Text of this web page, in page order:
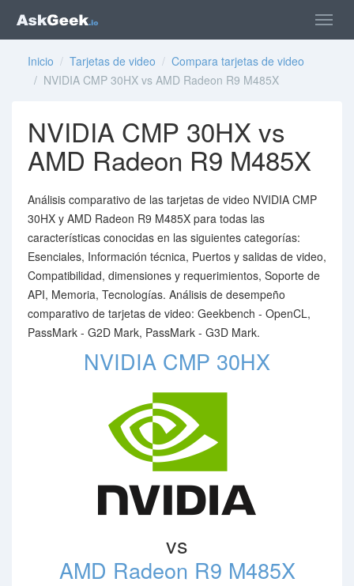
Inicio / Tarjetas de video / Compara tarjetas de video
/ NVIDIA CMP 30HX vs AMD Radeon R9 M485X
NVIDIA CMP 30HX vs
AMD Radeon R9 M485X
Análisis comparativo de las tarjetas de video NVIDIA CMP
30HX y AMD Radeon R9 M485X para todas las
características conocidas en las siguientes categorías:
Esenciales, Información técnica, Puertos y salidas de video,
Compatibilidad, dimensiones y requerimientos, Soporte de
API, Memoria, Tecnologías. Análisis de desempeño
comparativo de tarjetas de video: Geekbench - OpenCL,
PassMark - G2D Mark, PassMark - G3D Mark.
NVIDIA CMP 30HX
vs
AMD Radeon R9 M485X